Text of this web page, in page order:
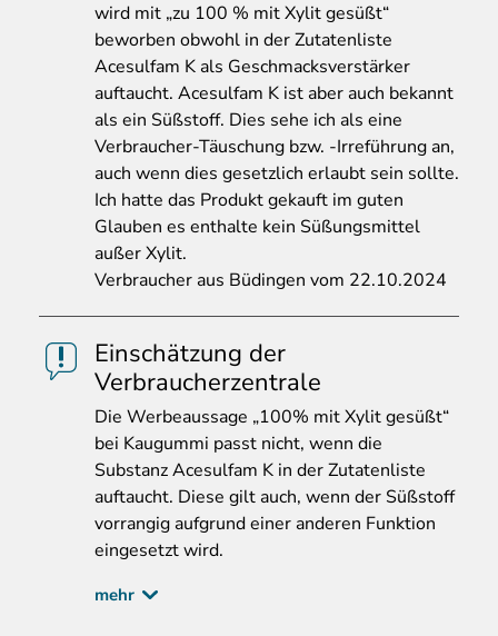
wird mit „zu 100 % mit Xylit gesüßt“
beworben obwohl in der Zutatenliste
Acesulfam K als Geschmacksverstärker
auftaucht. Acesulfam K ist aber auch bekannt
als ein Süßstoff. Dies sehe ich als eine
Verbraucher-Täuschung bzw. -Irreführung an,
auch wenn dies gesetzlich erlaubt sein sollte.
Ich hatte das Produkt gekauft im guten
Glauben es enthalte kein Süßungsmittel
außer Xylit.
Verbraucher aus Büdingen vom 22.10.2024
Einschätzung der
Verbraucherzentrale
Die Werbeaussage „100% mit Xylit gesüßt“
bei Kaugummi passt nicht, wenn die
Substanz Acesulfam K in der Zutatenliste
auftaucht. Diese gilt auch, wenn der Süßstoff
vorrangig aufgrund einer anderen Funktion
eingesetzt wird.
mehr